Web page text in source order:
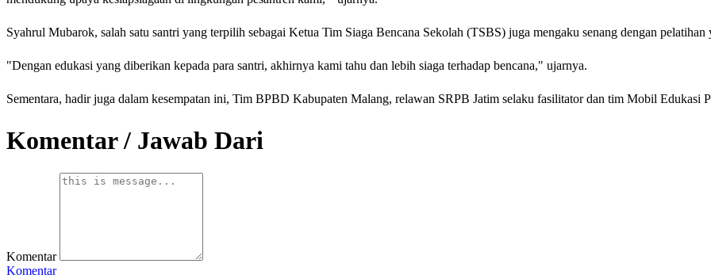
Syahrul Mubarok, salah satu santri yang terpilih sebagai Ketua Tim Siaga Bencana Sekolah (TSBS) juga mengaku senang dengan pelatihan
"Dengan edukasi yang diberikan kepada para santri, akhirnya kami tahu dan lebih siaga terhadap bencana," ujarnya.
Sementara, hadir juga dalam kesempatan ini, Tim BPBD Kabupaten Malang, relawan SRPB Jatim selaku fasilitator dan tim Mobil Edukasi
Komentar / Jawab Dari
Komentar
Komentar